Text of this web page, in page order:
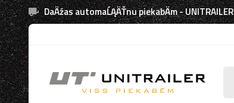
DaÄźas automaĹĄÄŤnu piekabÄm - UNITRAILER